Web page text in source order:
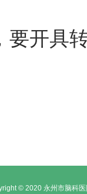
开具
© 2020 永州市脑科